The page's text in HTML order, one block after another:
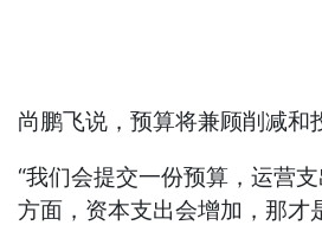
尚鹏飞说，预算将兼顾削减和
“我们会提交一份预算，运营
方面，资本支出会增加，那才